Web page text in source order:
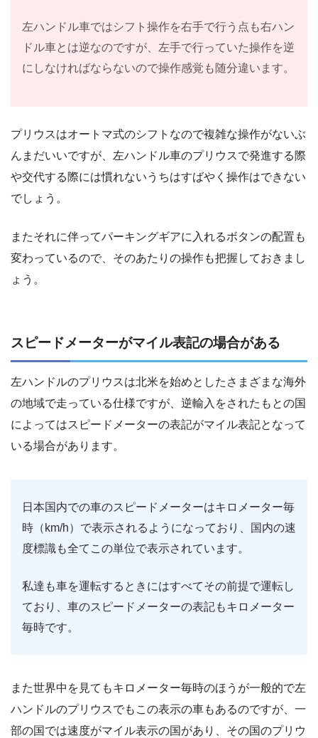
左ハンドル車ではシフト操作を右手で行う点も右ハン
ドル車とは逆なのですが、左手で行っていた操作を逆
にしなければならないので操作感覚も随分違います。
プリウスはオートマ式のシフトなので複雑な操作がないぶ
んまだいいですが、左ハンドル車のプリウスで発進する際
や交代する際には慣れないうちはすばやく操作はできない
でしょう。
またそれに伴ってパーキングギアに入れるボタンの配置も
変わっているので、そのあたりの操作も把握しておきまし
ょう。
スピードメーターがマイル表記の場合がある
左ハンドルのプリウスは北米を始めとしたさまざまな海外
の地域で走っている仕様ですが、逆輸入をされたもとの国
によってはスピードメーターの表記がマイル表記となって
いる場合があります。
日本国内での車のスピードメーターはキロメーター毎
時（km/h）で表示されるようになっており、国内の速
度標識も全てこの単位で表示されています。
私達も車を運転するときにはすべてその前提で運転し
ており、車のスピードメーターの表記もキロメーター
毎時です。
また世界中を見てもキロメーター毎時のほうが一般的で左
ハンドルのプリウスでもこの表示の車もあるのですが、一
部の国では速度がマイル表示の国があり、その国のプリウ